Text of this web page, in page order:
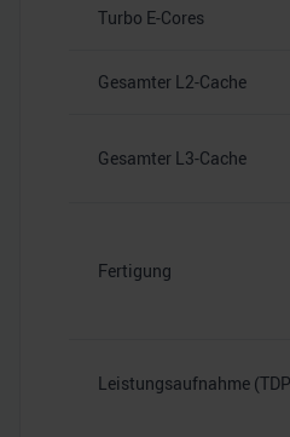
Turbo E-Cores
Gesamter L2-Cache
Gesamter L3-Cache
Fertigung
Leistungsaufnahme